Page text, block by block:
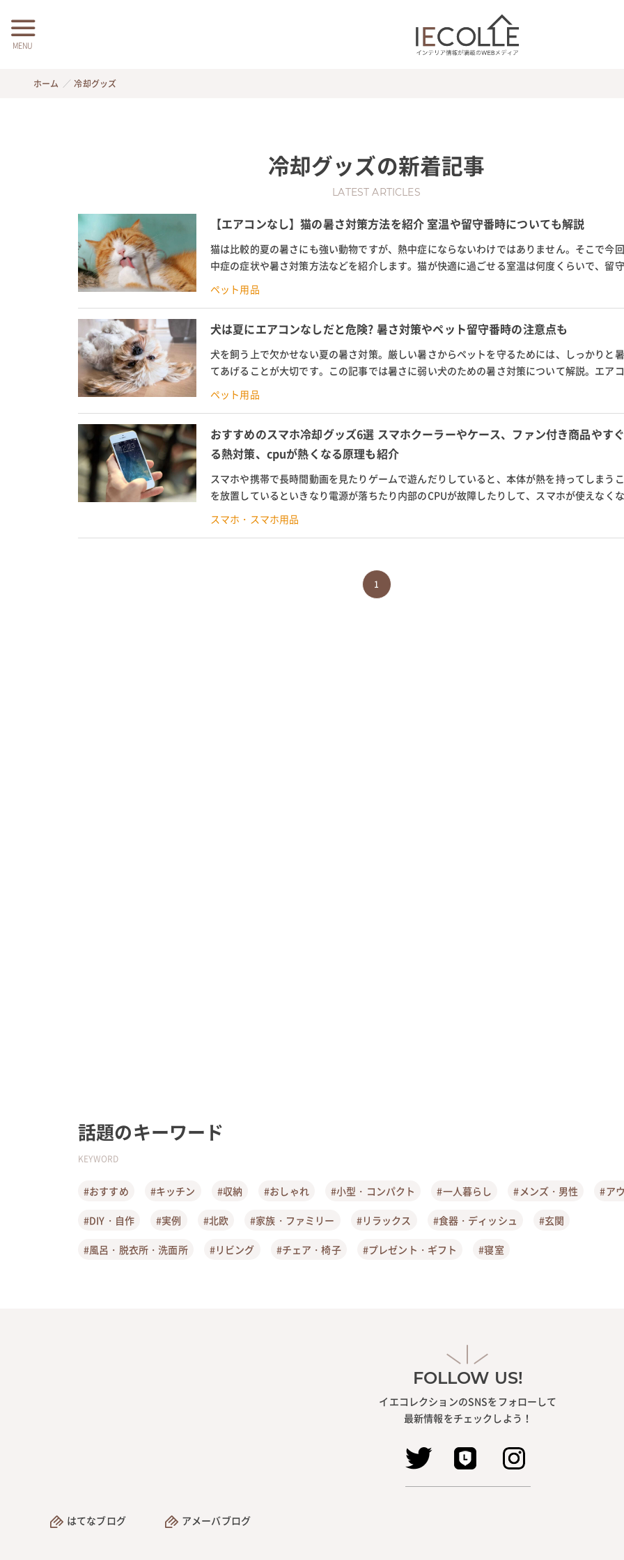
MENU
ホーム 冷却グッズ
冷却グッズの新着記事
LATEST ARTICLES
【エアコンなし】猫の暑さ対策方法を紹介 室温や留守番時についても解説
猫は比較的夏の暑さにも強い動物ですが、熱中症にならないわけではありません。そこで今
中症の症状や暑さ対策方法などを紹介します。猫が快適に過ごせる室温は何度くらいで、留
はどのような工夫が必要か。また、エアコン嫌いな猫...
ペット用品
犬は夏にエアコンなしだと危険? 暑さ対策やペット留守番時の注意点も
犬を飼う上で欠かせない夏の暑さ対策。厳しい暑さからペットを守るためには、しっかりと
てあげることが大切です。この記事では暑さに弱い犬のための暑さ対策について解説。エア
さ対策や屋外犬の暑さ対策、散歩時の暑さ対策につい...
ペット用品
おすすめのスマホ冷却グッズ6選 スマホクーラーやケース、ファン付き商品やす
る熱対策、cpuが熱くなる原理も紹介
スマホや携帯で長時間動画を見たりゲームで遊んだりしていると、本体が熱を持ってしまう
を放置しているといきなり電源が落ちたり内部のCPUが故障したりして、スマホが使えなく
ことがあります。 そんなとき、スマホや携帯を効率よく...
スマホ・スマホ用品
1
話題のキーワード
KEYWORD
#おすすめ #キッチン #収納 #おしゃれ #小型・コンパクト #一人暮らし #メンズ・男性 #ア
#DIY・自作 #実例 #北欧 #家族・ファミリー #リラックス #食器・ディッシュ #玄関
#風呂・脱衣所・洗面所 #リビング #チェア・椅子 #プレゼント・ギフト #寝室
FOLLOW US!
イエコレクションのSNSをフォローして
最新情報をチェックしよう！
はてなブログ アメーバブログ